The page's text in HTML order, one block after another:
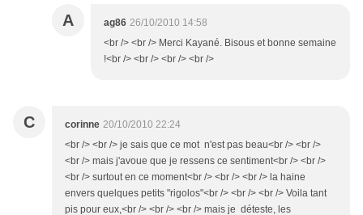
A ag86 26/10/2010 14:58
<br /> <br /> Merci Kayané. Bisous et bonne semaine
!<br /> <br /> <br /> <br />
C corinne 20/10/2010 22:24
<br /> <br /> je sais que ce mot n'est pas beau<br /> <br />
<br /> mais j'avoue que je ressens ce sentiment<br /> <br />
<br /> surtout en ce moment<br /> <br /> <br /> la haine
envers quelques petits "rigolos"<br /> <br /> <br /> Voila tant
pis pour eux,<br /> <br /> <br /> mais je déteste, les